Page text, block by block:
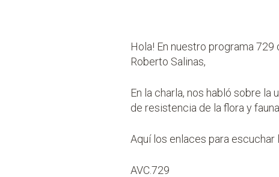
Hola! En nuestro programa
Roberto Salinas,
En la charla, nos habló sobre
de resistencia de la flora y
Aquí los enlaces para escuchar
AVC.729